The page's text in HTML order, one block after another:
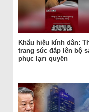
Khẩu hiệu kính dân:
trang sức đắp lên bộ
phục lạm quyền